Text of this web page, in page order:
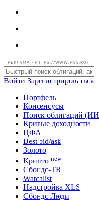
РЕКЛАМА • HTTPS://WWW.HSE.RU/
Войти Зарегистрироваться
Портфель
Консенсусы
Поиск облигаций
Кривые доходности
ЦФА
Best bid/ask
Золото
Крипто new
Сбондс-ТВ
Watchlist
Надстройка XLS
Сбондс Люди